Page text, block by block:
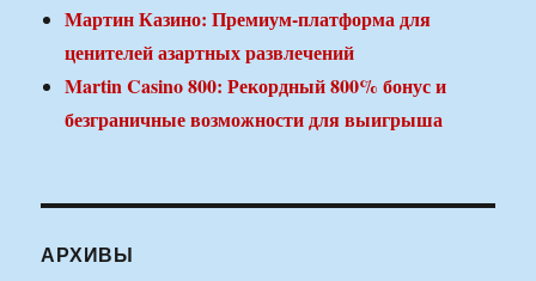
Мартин Казино: Премиум-платформа для
ценителей азартных развлечений
Martin Casino 800: Рекордный 800% бонус и
безграничные возможности для выигрыша
АРХИВЫ